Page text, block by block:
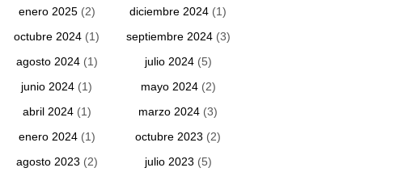
enero 2025(2) diciembre 2024 (1)
octubre 2024 (1) septiembre 2024(3)
agosto 2024(1) julio 2024(5)
junio 2024 (1) mayo 2024(2)
abril 2024(1) marzo 2024 (3)
enero 2024(1) octubre 2023 (2)
agosto 2023 (2) julio 2023 (5)